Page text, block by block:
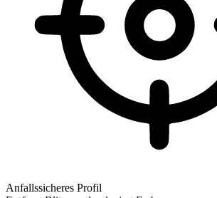
Anfallssicheres Profil